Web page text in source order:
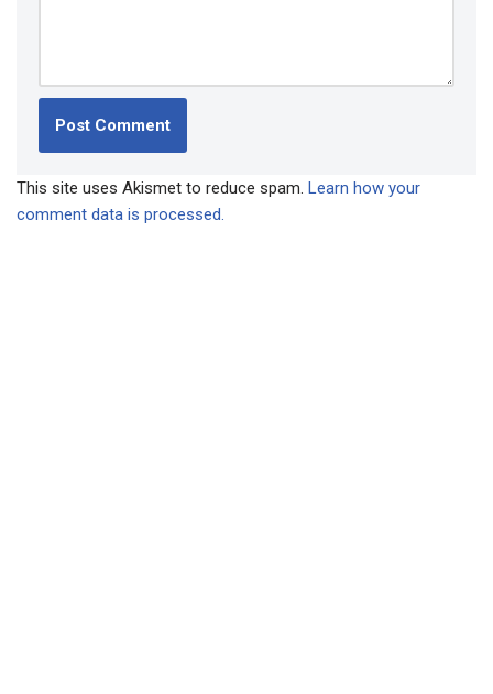
This site uses Akismet to reduce spam. Learn how your
comment data is processed.